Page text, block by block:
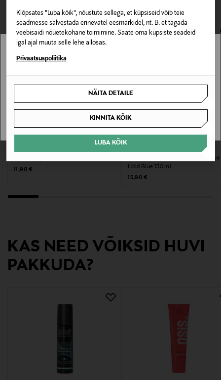
Klõpsates "Luba kõik", nõustute sellega, et küpsiseid võib teie
seadmesse salvestada erinevatel eesmärkidel, nt. B. et tagada
veebisaidi nõuetekohane toimimine. Saate oma küpsiste seadeid
igal ajal muuta selle lehe allosas.
Privaatsuspoliitika
NÄITA DETAILE
KINNITA KÕIK
LUBA KÕIK
Kategooria
Lokikreem
Suurus
Valmistaja tootenumber
127040
Tootja
Kao Finland Oy
avamata originaalpakendis.
E-POE TAGASTUSED
Original Price
11,90 €
Juukseliim OSiS+ Rock-Hard Instant
Hold Glue 150 ml
Original Price
15,90 €
KAS NEED VÕIKSID HUVI
PAKKUDA?
Stockmann pole Sinu riigis saadaval.
SAAN ARU